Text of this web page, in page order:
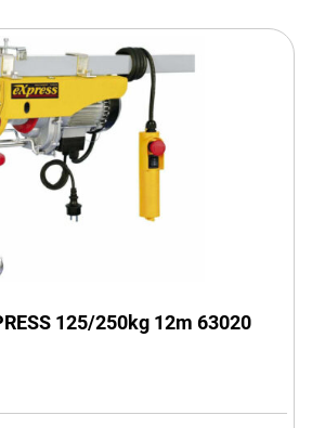
125/250kg 12m 63020